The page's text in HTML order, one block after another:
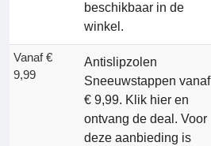
beschikbaar in de
winkel.
Vanaf €
9,99
Antislipzolen
Sneeuwstappen vanaf
€ 9,99. Klik hier en
ontvang de deal. Voor
deze aanbieding is